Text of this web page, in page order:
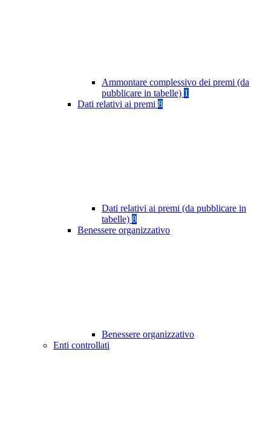
Ammontare complessivo dei premi (da
pubblicare in tabelle) 1
Dati relativi ai premi 8
Dati relativi ai premi (da pubblicare in
tabelle) 8
Benessere organizzativo
Benessere organizzativo
Enti controllati